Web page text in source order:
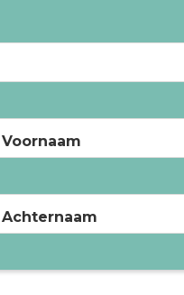
Voornaam
Achternaam